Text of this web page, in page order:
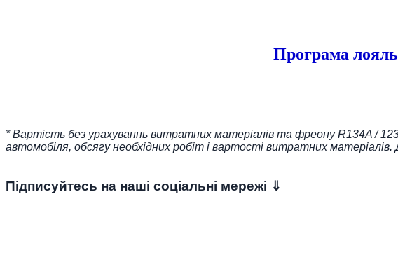
Програма
* Вартість без урахуваннь витратних матеріалів та фреону R134A /
автомобіля, обсягу необхідних робіт і вартості витратних
Підписуйтесь на наші соціальні мережі ⇓